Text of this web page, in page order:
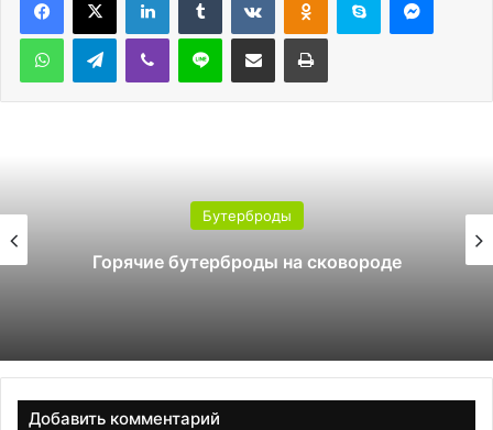
WhatsAppTelegramViber Line Поделиться через электронную почту Печатать
Бутерброды
Горячие бутерброды на сковороде
Добавить комментарий